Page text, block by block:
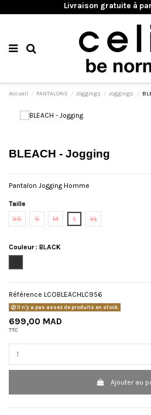
Livraison gratuite à
Accueil PANTALONS Joggings Joggings
BLEACH - Jogging
Pantalon Jogging Homme
Taille
XS
S M L XL
Couleur: BLACK
Référence LCOBLEACHLC956
Il n'y a pas assez de produits en stock.
699,00 MAD
TTC
Ajouter au